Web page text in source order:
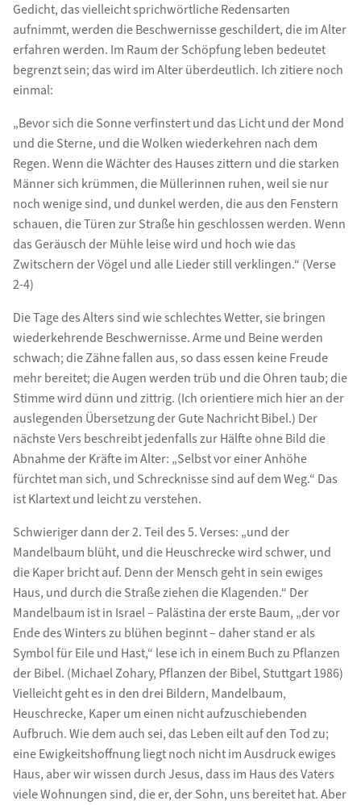
Gedicht, das vielleicht sprichwörtliche Redensarten
aufnimmt, werden die Beschwernisse geschildert, die im Alter
erfahren werden. Im Raum der Schöpfung leben bedeutet
begrenzt sein; das wird im Alter überdeutlich. Ich zitiere noch
einmal:
„Bevor sich die Sonne verfinstert und das Licht und der Mond
und die Sterne, und die Wolken wiederkehren nach dem
Regen. Wenn die Wächter des Hauses zittern und die starken
Männer sich krümmen, die Müllerinnen ruhen, weil sie nur
noch wenige sind, und dunkel werden, die aus den Fenstern
schauen, die Türen zur Straße hin geschlossen werden. Wenn
das Geräusch der Mühle leise wird und hoch wie das
Zwitschern der Vögel und alle Lieder still verklingen.“ (Verse
2-4)
Die Tage des Alters sind wie schlechtes Wetter, sie bringen
wiederkehrende Beschwernisse. Arme und Beine werden
schwach; die Zähne fallen aus, so dass essen keine Freude
mehr bereitet; die Augen werden trüb und die Ohren taub; die
Stimme wird dünn und zittrig. (Ich orientiere mich hier an der
auslegenden Übersetzung der Gute Nachricht Bibel.) Der
nächste Vers beschreibt jedenfalls zur Hälfte ohne Bild die
Abnahme der Kräfte im Alter: „Selbst vor einer Anhöhe
fürchtet man sich, und Schrecknisse sind auf dem Weg.“ Das
ist Klartext und leicht zu verstehen.
Schwieriger dann der 2. Teil des 5. Verses: „und der
Mandelbaum blüht, und die Heuschrecke wird schwer, und
die Kaper bricht auf. Denn der Mensch geht in sein ewiges
Haus, und durch die Straße ziehen die Klagenden.“ Der
Mandelbaum ist in Israel – Palästina der erste Baum, „der vor
Ende des Winters zu blühen beginnt – daher stand er als
Symbol für Eile und Hast,“ lese ich in einem Buch zu Pflanzen
der Bibel. (Michael Zohary, Pflanzen der Bibel, Stuttgart 1986)
Vielleicht geht es in den drei Bildern, Mandelbaum,
Heuschrecke, Kaper um einen nicht aufzuschiebenden
Aufbruch. Wie dem auch sei, das Leben eilt auf den Tod zu;
eine Ewigkeitshoffnung liegt noch nicht im Ausdruck ewiges
Haus, aber wir wissen durch Jesus, dass im Haus des Vaters
viele Wohnungen sind, die er, der Sohn, uns bereitet hat. Aber